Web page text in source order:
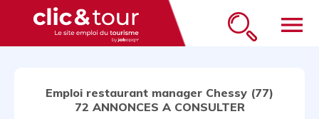
menu
Emploi restaurant manager Chessy (77)
72 ANNONCES A CONSULTER